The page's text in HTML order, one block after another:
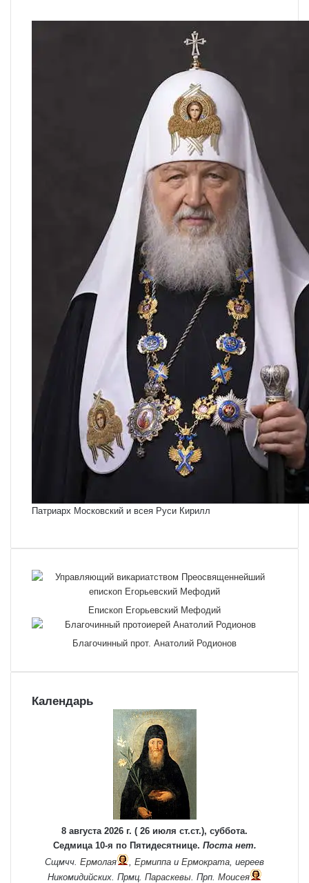
Патриарх Московский и всея Руси Кирилл
Епископ Егорьевский Мефодий
Благочинный прот. Анатолий Родионов
Календарь
8 августа 2026 г. ( 26 июля ст.ст.), суббота.
Седмица 10-я по Пятидесятнице. Поста нет.
Сщмчч. Ермолая Ермиппа и Ермократа , иереев
Никомидийских. Прмц. Параскевы. Прп. Моисея